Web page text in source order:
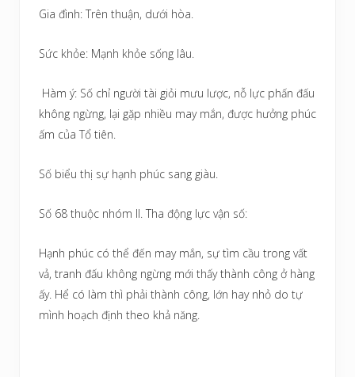
Gia đình: Trên thuận, dưới hòa.
Sức khỏe: Mạnh khỏe sống lâu.
Hàm ý: Số chỉ người tài giỏi mưu lược, nỗ lực phấn đấu
không ngừng, lại gặp nhiều may mắn, được hưởng phúc
ấm của Tổ tiên.
Số biểu thị sự hạnh phúc sang giàu.
Số 68 thuộc nhóm II. Tha động lực vận số:
Hạnh phúc có thể đến may mắn, sự tìm cầu trong vất
vả, tranh đấu không ngừng mới thấy thành công ở hàng
ấy. Hể có làm thì phải thành công, lớn hay nhỏ do tự
mình hoạch định theo khả năng.